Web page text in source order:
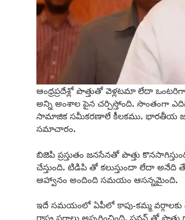
ఆంధ్రప్రదేశ్లో పొత్తుతో వెళ్లటమా లేదా
అన్ని అంశాల పైన చర్చిస్తోంది. సొంతంగా
సామాజిక సమీకరణాలే కీలకము. భారతీయ జనతా
సమాచారం.
బిజెపి ప్రస్తుతం జనసేనతో పొత్తు
చేస్తుంది. టిడిపి తో కలుస్తుందా లేదా
ఆహ్వానం అందింది సమయం ఆసన్నమైంది.
ఇదే సమయంలో ఏపీలో కాపు-కమ్మ వర్గాలకు